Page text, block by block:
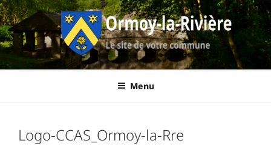
Aller
au
contenu
principal
Ormoy-La-
Le site de votre commune
Menu
Logo-CCAS_Ormoy-la-Rre